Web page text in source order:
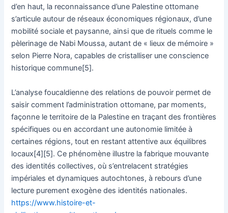
d’en haut, la reconnaissance d’une Palestine ottomane
s’articule autour de réseaux économiques régionaux, d’une
mobilité sociale et paysanne, ainsi que de rituels comme le
pèlerinage de Nabi Moussa, autant de « lieux de mémoire »
selon Pierre Nora, capables de cristalliser une conscience
historique commune[5].
L’analyse foucaldienne des relations de pouvoir permet de
saisir comment l’administration ottomane, par moments,
façonne le territoire de la Palestine en traçant des frontières
spécifiques ou en accordant une autonomie limitée à
certaines régions, tout en restant attentive aux équilibres
locaux[4][5]. Ce phénomène illustre la fabrique mouvante
des identités collectives, où s’entrelacent stratégies
impériales et dynamiques autochtones, à rebours d’une
lecture purement exogène des identités nationales.
https://www.histoire-et-